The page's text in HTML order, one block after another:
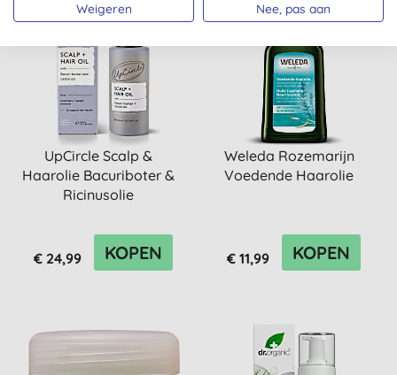
UpCircle Scalp &
Haarolie Bacuriboter &
Ricinusolie
€ 24,99 KOPEN
Weleda Rozemarijn
Voedende Haarolie
€ 11,99 KOPEN
Weigeren Nee, pas aan